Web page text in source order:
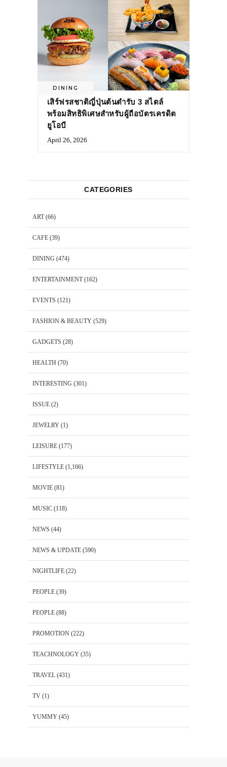
DINING
เสิร์ฟรสชาติญี่ปุ่นต้นตำรับ 3 สไตล์
พร้อมสิทธิพิเศษสำหรับผู้ถือบัตรเครดิต
ยูโอบี
April 26, 2026
CATEGORIES
ART(66)
CAFE (39)
DINING (474)
ENTERTAINMENT(162)
EVENTS (121)
FASHION & BEAUTY (529)
GADGETS (28)
HEALTH (70)
INTERESTING (301)
ISSUE (2)
JEWELRY (1)
LEISURE (177)
LIFESTYLE (1,166)
MOVIE (81)
MUSIC (118)
NEWS (44)
NEWS & UPDATE (590)
NIGHTLIFE (22)
PEOPLE (39)
PEOPLE (88)
PROMOTION (222)
TEACHNOLOGY (35)
TRAVEL (431)
TV (1)
YUMMY (45)